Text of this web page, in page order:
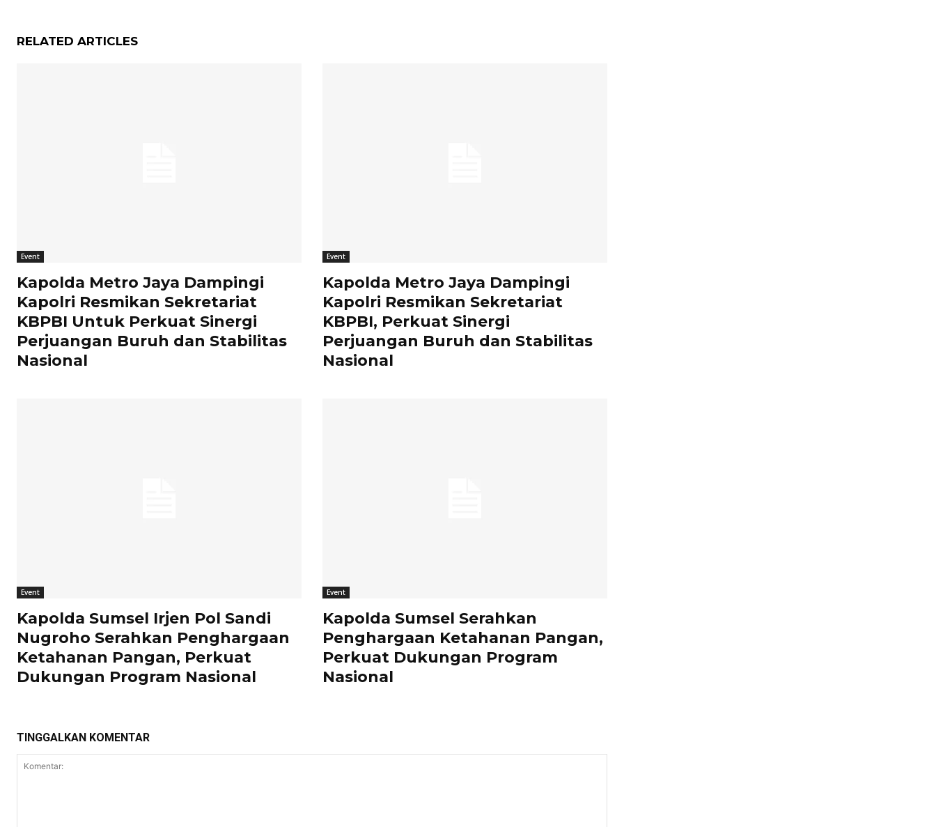
RELATED ARTICLES
Event
Kapolda Metro Jaya Dampingi
Kapolri Resmikan Sekretariat
KBPBI Untuk Perkuat Sinergi
Perjuangan Buruh dan Stabilitas
Nasional
Event
Kapolda Metro Jaya Dampingi
Kapolri Resmikan Sekretariat
KBPBI, Perkuat Sinergi
Perjuangan Buruh dan Stabilitas
Nasional
Event
Kapolda Sumsel Irjen Pol Sandi
Nugroho Serahkan Penghargaan
Ketahanan Pangan, Perkuat
Dukungan Program Nasional
Event
Kapolda Sumsel Serahkan
Penghargaan Ketahanan Pangan,
Perkuat Dukungan Program
Nasional
TINGGALKAN KOMENTAR